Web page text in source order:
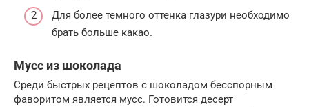
Для более темного оттенка глазури необходимо
брать больше какао.
Мусс из шоколада
Среди быстрых рецептов с шоколадом бесспорным
фаворитом является мусс. Готовится десерт